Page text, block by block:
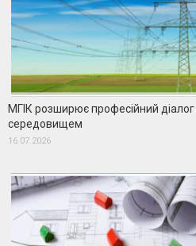
МГІК розширює професійний
середовищем
16.07.2026